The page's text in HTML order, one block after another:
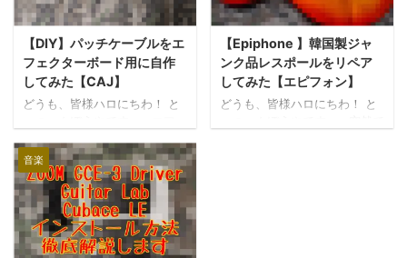
そこで、パソコンを介さずに
DI（ダイレクトボックス）と
GCE-3だけを使って音楽を聞
きながら練習する方法を思い
つきました！使い方は簡単な
たいと思います！それでは早
速見ていきましょー！ ZOOM
ズーム ギター/ベース用USBオ
ーディオ・インターフェース
ポケットサイズ 超コ ...
ているので探してみると、な
んとMS-50に追加エフェクト
をインストールすることがで
きることを知りました！ 元々
100種類のエフェクトが搭載さ
無料で追加できるようです！
追加エフェクトを見てみる
【DIY】パッチケーブルをエ
フェクターボード用に自作
してみた【CAJ】
どうも、皆様ハロにちわ！ と
てくると、パッチケーブルの
数が増えて大変ですよね。 そ
れに、エフェクターボードを
作る際に既製品ではなかなか
うまく配線ができませ
ん・・・。 そこで、今回はパ
【Epiphone 】韓国製ジャ
ンク品レスポールをリペア
してみた【エピフォン】
どうも、皆様ハロにちわ！ と
音楽